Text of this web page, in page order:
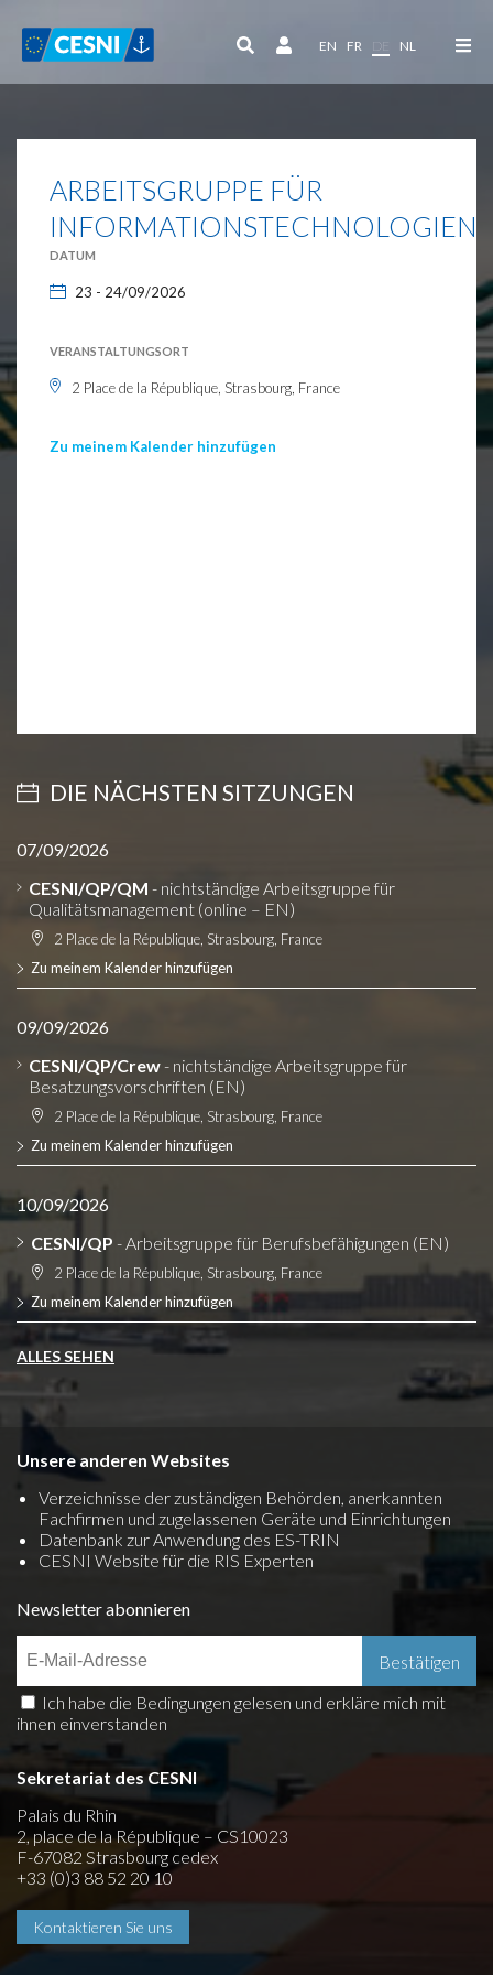
EN FR DE NL
ARBEITSGRUPPE FÜR
INFORMATIONSTECHNOLOGIEN
DATUM
23 - 24/09/2026
VERANSTALTUNGSORT
2 Place de la République, Strasbourg, France
Zu meinem Kalender hinzufügen
DIE NÄCHSTEN SITZUNGEN
07/09/2026
CESNI/QP/QM - nichtständige Arbeitsgruppe für
Qualitätsmanagement (online – EN)
2 Place de la République, Strasbourg, France
Zu meinem Kalender hinzufügen
09/09/2026
CESNI/QP/Crew- nichtständige Arbeitsgruppe für
Besatzungsvorschriften (EN)
2 Place de la République, Strasbourg, France
Zu meinem Kalender hinzufügen
10/09/2026
CESNI/QP - Arbeitsgruppe für Berufsbefähigungen (EN)
2 Place de la République, Strasbourg, France
Zu meinem Kalender hinzufügen
ALLES SEHEN
Unsere anderen Websites
Verzeichnisse der zuständigen Behörden, anerkannten
Fachfirmen und zugelassenen Geräte und Einrichtungen
Datenbank zur Anwendung des ES-TRIN
CESNI Website für die RIS Experten
Newsletter abonnieren
Ich habe die Bedingungen gelesen und erkläre mich mit
ihnen einverstanden
Sekretariat des CESNI
Palais du Rhin
2, place de la République – CS10023
F-67082 Strasbourg cedex
+33 (0)3 88 52 20 10
Kontaktieren Sie uns